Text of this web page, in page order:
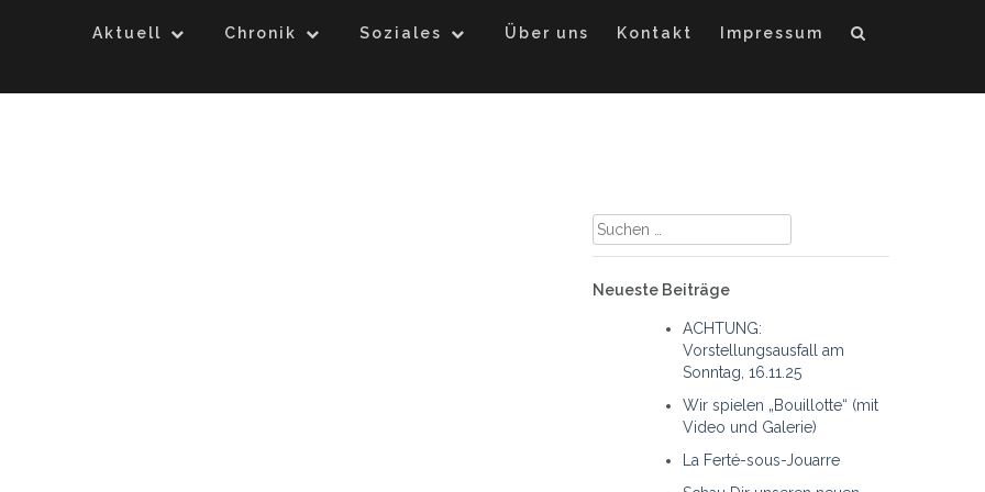
Aktuell Chronik Soziales Über uns Kontakt Impressum
Suche
nach:
Neueste Beiträge
ACHTUNG:
Vorstellungsausfall am
Sonntag, 16.11.25
Wir spielen „Bouillotte“ (mit
Video und Galerie)
La Ferté-sous-Jouarre